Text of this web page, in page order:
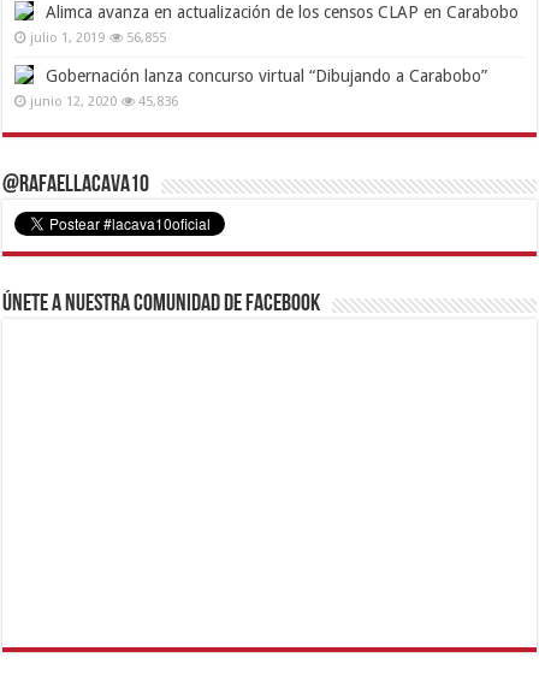
Alimca avanza en actualización de los censos CLAP en Carabobo
julio 1, 2019 56,855
Gobernación lanza concurso virtual “Dibujando a Carabobo”
junio 12, 2020 45,836
@RafaelLacava10
Únete a nuestra comunidad de Facebook